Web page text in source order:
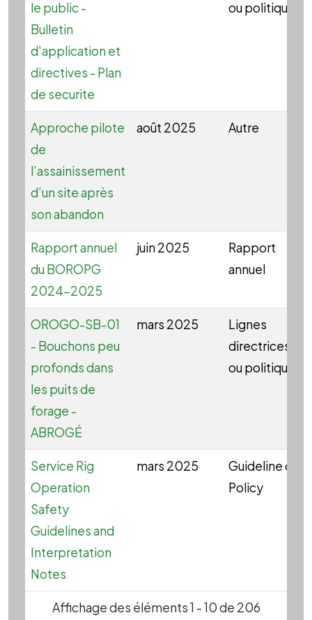
le public -
Bulletin
d'application et
directives - Plan
de securite
ou politique
Approche pilote
de
l’assainissement
d’un site après
son abandon
août 2025 Autre
Rapport annuel
du BOROPG
2024-2025
juin 2025
Rapport
annuel
OROGO-SB-01
- Bouchons peu
profonds dans
les puits de
forage -
ABROGÉ
mars 2025
Lignes
directrices
ou politique
Service Rig
Operation
Safety
Guidelines and
Interpretation
Notes
mars 2025
Guideline or
Policy
Affichage des éléments 1 - 10 de 206